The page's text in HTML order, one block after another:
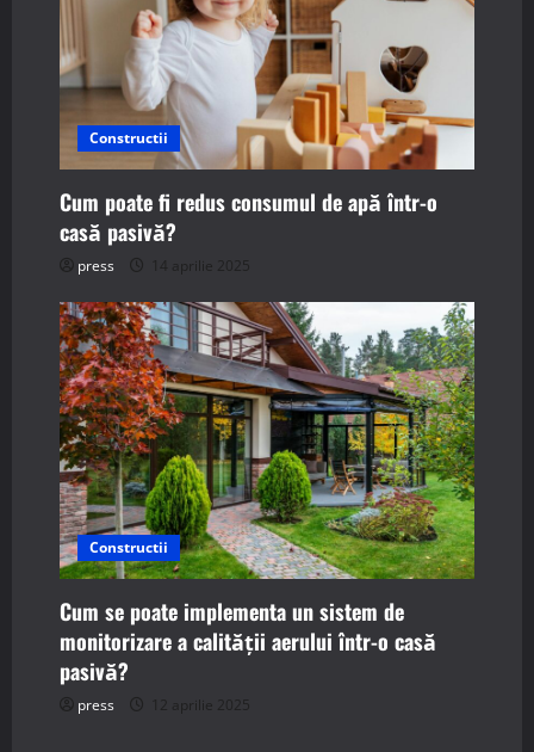
Constructii
Cum poate fi redus consumul de apă într-o
casă pasivă?
press 14 aprilie 2025
Constructii
Cum se poate implementa un sistem de
monitorizare a calității aerului într-o casă
pasivă?
press 12 aprilie 2025